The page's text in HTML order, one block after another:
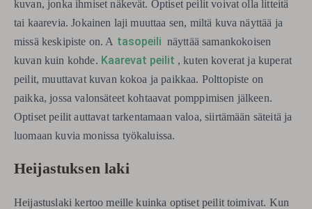
kuvan, jonka ihmiset näkevät. Optiset peilit voivat olla litteitä
tai kaarevia. Jokainen laji muuttaa sen, miltä kuva näyttää ja
missä keskipiste on. A tasopeili näyttää samankokoisen
kuvan kuin kohde. Kaarevat peilit , kuten koverat ja kuperat
peilit, muuttavat kuvan kokoa ja paikkaa. Polttopiste on
paikka, jossa valonsäteet kohtaavat pomppimisen jälkeen.
Optiset peilit auttavat tarkentamaan valoa, siirtämään säteitä ja
luomaan kuvia monissa työkaluissa.
Heijastuksen laki
Heijastuslaki kertoo meille kuinka optiset peilit toimivat. Kun